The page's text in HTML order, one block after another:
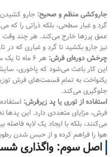
جاروکشی منظم و صحیح: جارو کشیدن
گرد و غبار سطحی، بلکه ذراتی را که
عمق پرزها خارج می‌کند. هر چند وقت
نیز جارو بکشید تا گرد و غباری که در
چرخش دوره‌ای فرش:
این کار باعث می‌شود که پاخوری،
یکنواخت به تمام قسمت‌های فرش
جلوگیری می‌کند.
استفاده از توری یا پد زیرفرش:
فرش، مزایای متعددی دارد. این پدها
می‌کنند، بلکه با ایجاد یک لایه
هوا را فراهم کرده و از حبس شدن
اصل سوم: واگذاری